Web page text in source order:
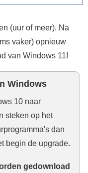
(uur of meer). Na
vaker) opnieuw
van Windows 11!
Windows
10 naar
steken op het
dan
begin de upgrade.
gedownload